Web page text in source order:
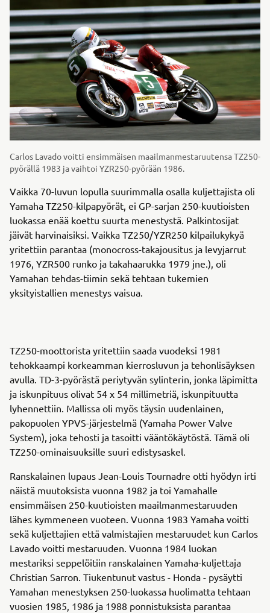
Carlos Lavado voitti ensimmäisen maailmanmestaruutensa TZ250-
pyörällä 1983 ja vaihtoi YZR250-pyörään 1986.
Vaikka 70-luvun lopulla suurimmalla osalla kuljettajista oli
Yamaha TZ250-kilpapyörät, ei GP-sarjan 250-kuutioisten
luokassa enää koettu suurta menestystä. Palkintosijat
jäivät harvinaisiksi. Vaikka TZ250/YZR250 kilpailukykyä
yritettiin parantaa (monocross-takajousitus ja levyjarrut
1976, YZR500 runko ja takahaarukka 1979 jne.), oli
Yamahan tehdas-tiimin sekä tehtaan tukemien
yksityistallien menestys vaisua.
TZ250-moottorista yritettiin saada vuodeksi 1981
tehokkaampi korkeamman kierrosluvun ja tehonlisäyksen
avulla. TD-3-pyörästä periytyvän sylinterin, jonka läpimitta
ja iskunpituus olivat 54 x 54 millimetriä, iskunpituutta
lyhennettiin. Mallissa oli myös täysin uudenlainen,
pakopuolen YPVS-järjestelmä (Yamaha Power Valve
System), joka tehosti ja tasoitti vääntökäytöstä. Tämä oli
TZ250-ominaisuuksille suuri edistysaskel.
Ranskalainen lupaus Jean-Louis Tournadre otti hyödyn irti
näistä muutoksista vuonna 1982 ja toi Yamahalle
ensimmäisen 250-kuutioisten maailmanmestaruuden
lähes kymmeneen vuoteen. Vuonna 1983 Yamaha voitti
sekä kuljettajien että valmistajien mestaruudet kun Carlos
Lavado voitti mestaruuden. Vuonna 1984 luokan
mestariksi seppelöitiin ranskalainen Yamaha-kuljettaja
Christian Sarron. Tiukentunut vastus - Honda - pysäytti
Yamahan menestyksen 250-luokassa huolimatta tehtaan
vuosien 1985, 1986 ja 1988 ponnistuksista parantaa